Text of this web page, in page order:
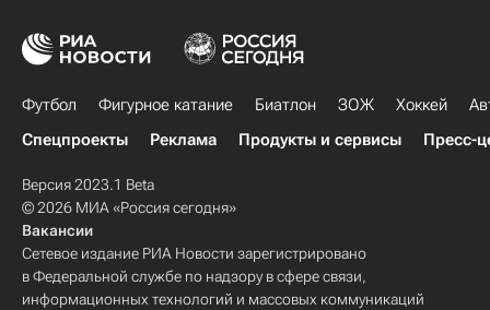
Футбол Фигурное катание Биатлон ЗОЖ Хоккей
Спецпроекты
Реклама Продукты и сервисы Пресс-
Версия 2023.1 Beta
© 2026 МИА «Россия сегодня»
Вакансии
Сетевое издание РИА Новости зарегистрировано
в Федеральной службе по надзору в сфере связи,
информационных технологий и массовых коммуникаций